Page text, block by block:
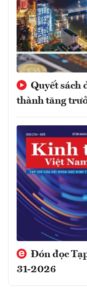
Quyết sách
thành tăng
Đón đọc
31-2026